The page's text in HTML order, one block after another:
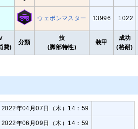
費)
分類
技
(脚部特性)
装甲
成功
(格耐)
ウェポンマスター 13996 1022
年04月07日（木）14：59
年06月09日（木）14：59